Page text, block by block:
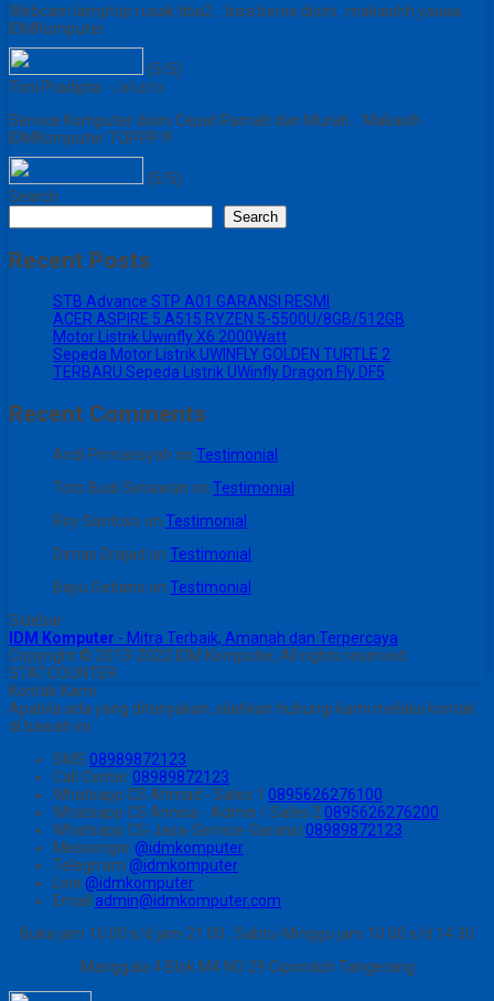
Webcam lamptop rusak tiba2... bisa beres disini.. makasihh yaaaa
IDMKomputer
(5/5)
Toni Pradipta - Jakarta
Service Komputer disini Cepat Ramah dan Murah... Makasih
IDMKomputer TOPPP !!!
(5/5)
Search
Search
Recent Posts
STB Advance STP A01 GARANSI RESMI
ACER ASPIRE 5 A515 RYZEN 5-5500U/8GB/512GB
Motor Listrik Uwinfly X6 2000Watt
Sepeda Motor Listrik UWINFLY GOLDEN TURTLE 2
TERBARU Sepeda Listrik UWinfly Dragon Fly DF5
Recent Comments
Andi Pirmansyah on Testimonial
Toto Budi Setiawan on Testimonial
Roy Santoso on Testimonial
Dimas Drajad on Testimonial
Bayu Setiano on Testimonial
Sidebar
IDM Komputer - Mitra Terbaik, Amanah dan Terpercaya
Copyright © 2013-2022 IDM Komputer, All rights reserved.
STATCOUNTER
Kontak Kami
Apabila ada yang ditanyakan, silahkan hubungi kami melalui kontak
di bawah ini.
SMS 08989872123
Call Center 08989872123
Whatsapp CS Ahmad - Sales 1 0895626276100
Whatsapp CS Annisa - Admin / Sales 2 0895626276200
Whatsapp CS-Jasa-Service-Garansi 08989872123
Messenger @idmkomputer
Telegrram @idmkomputer
Line @idmkomputer
Email admin@idmkomputer.com
Buka jam 10.00 s/d jam 21.00 , Sabtu-Minggu jam 10.00 s/d 14.30
Manggala 4 Blok M4 NO 29 Cipondoh Tangerang